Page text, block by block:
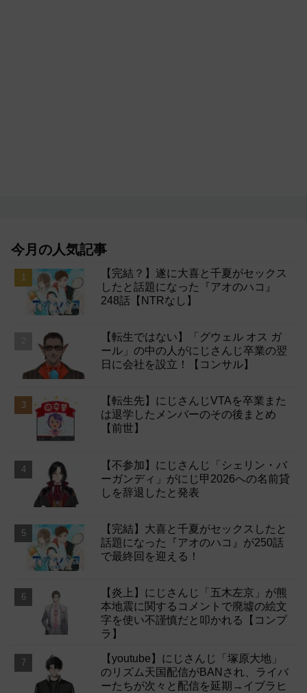
今月の人気記事
【完結？】遂に大喜と千夏がセックス
したと話題になった『アオのハコ』
248話【NTRなし】
【転生ではない】「グウェル オス ガ
ール」の中の人がにじさんじ卒業の翌
日に会社を設立！【コンサル】
【転生先】にじさんじVTAを卒業また
は退学したメンバーのその後まとめ
【前世】
【不参加】にじさんじ「シェリン・バ
ーガンディ」がにじ甲2026への名前貸
しを辞退したと発表
【完結】大喜と千夏がセックスしたと
話題になった『アオのハコ』が250話
で最終回を迎える！
【炎上】にじさんじ「五木左京」が熊
本地震に関するコメントで廃墟の絵文
字を使い不謹慎だと叩かれる【コンプ
ラ】
【youtube】にじさんじ「塚原大地」
のリズム天国配信がBANされ、ライバ
ーたちが次々と配信を延期→イブラヒ